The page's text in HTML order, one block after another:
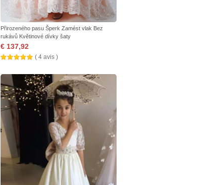
Přirozeného pasu Šperk Zamést vlak Bez
rukávů Květinové dívky šaty
€ 137,92
( 4 avis )